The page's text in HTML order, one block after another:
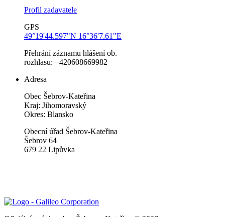
Profil zadavatele
GPS
49°19'44.597"N 16°36'7.61"E
Přehrání záznamu hlášení ob.
rozhlasu: +420608669982
Adresa
Obec Šebrov-Kateřina
Kraj: Jihomoravský
Okres: Blansko
Obecní úřad Šebrov-Kateřina
Šebrov 64
679 22 Lipůvka